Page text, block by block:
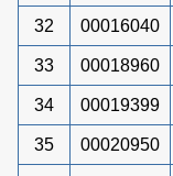
32 00016040
33 00018960
34 00019399
35 00020950